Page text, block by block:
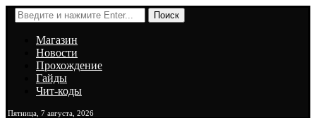
Поиск
Магазин
Новости
Прохождение
Гайды
Чит-коды
Пятница, 7 августа, 2026